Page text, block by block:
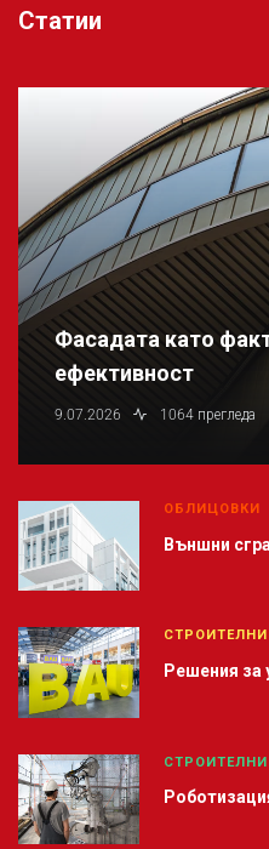
Статии
Фасадата като
ефективност
9.07.2026 1064 прегледа
ОБЛИЦОВКИ
Външни
Решения за